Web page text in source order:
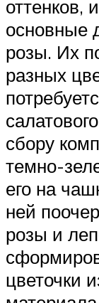
оттенков,
основные
розы. Их
разных
сбору
темно-
его на
ней
розы и
цветочки